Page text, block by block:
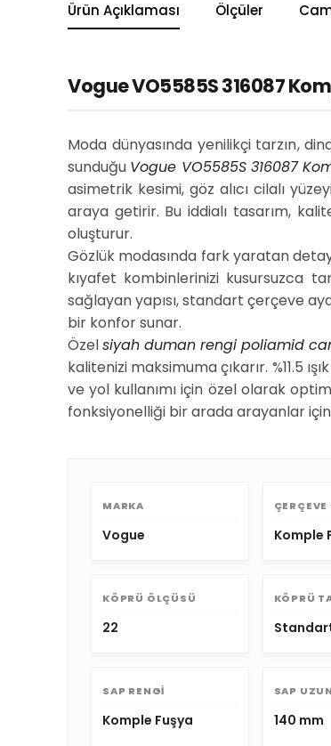
Ürün Açıklaması Ölçüler
Vogue VO5585S 316087
Moda dünyasında yenilikçi tarzın,
sunduğu Vogue VO5585S 316087
asimetrik kesimi, göz alıcı cilalı
araya getirir. Bu iddialı tasarım,
oluşturur.
Gözlük modasında fark yaratan
kıyafet kombinlerinizi kusursuzca
sağlayan yapısı, standart çerçeve
bir konfor sunar.
Özelsiyah duman rengi poliamid
kalitenizi maksimuma çıkarır. %11.5
ve yol kullanımı için özel olarak
fonksiyonelliği bir arada arayanlar
MARKA
Vogue
ÇERÇEVE
Komple
KÖPRÜ ÖLÇÜSÜ
22
KÖPRÜ
SAP RENGI
Komple Fuşya
SAP
140 mm